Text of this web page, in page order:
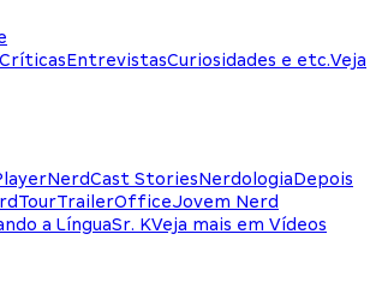
CríticasEntrevistasCuriosidades e etc.Veja
NerdCast StoriesNerdologiaDepois
TrailerOfficeJovem Nerd
a LínguaSr. KVeja mais em Vídeos